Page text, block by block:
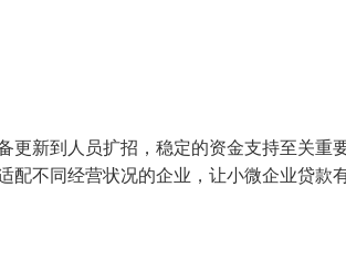
更新到人员扩招，稳定的资金支持至关重
配不同经营状况的企业，让小微企业贷款